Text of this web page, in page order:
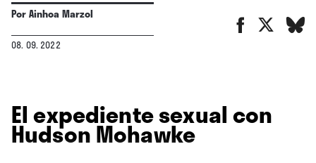
PorAinhoa Marzol
08. 09. 2022
El expediente sexual con
Hudson Mohawke